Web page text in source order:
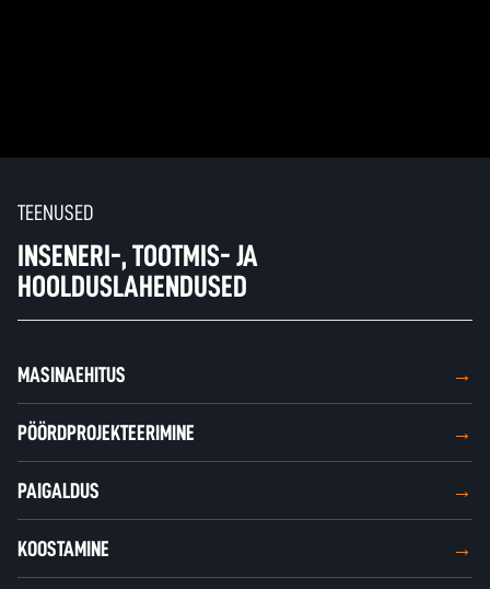
TEENUSED
INSENERI-, TOOTMIS- JA
HOOLDUSLAHENDUSED
MASINAEHITUS
PÖÖRDPROJEKTEERIMINE
PAIGALDUS
KOOSTAMINE